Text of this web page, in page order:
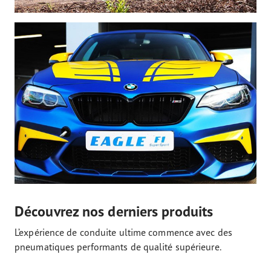
Découvrez nos derniers produits
L’expérience de conduite ultime commence avec des
pneumatiques performants de qualité supérieure.